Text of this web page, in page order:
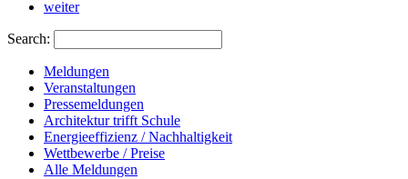
weiter
Search:
Meldungen
Veranstaltungen
Pressemeldungen
Architektur trifft Schule
Energieeffizienz / Nachhaltigkeit
Wettbewerbe / Preise
Alle Meldungen